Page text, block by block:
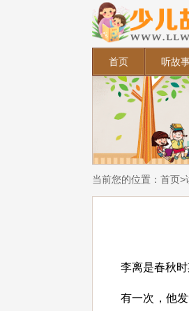
首页 听故
当前您的位置： 首页>
李离是春秋时
有一次，他